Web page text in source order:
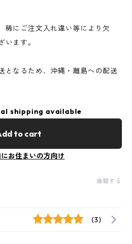
にご注文入れ違い等により欠
います。
なるため、沖縄・離島への配送
shipping available
to cart
お住まいの方向け
通報する
(3)